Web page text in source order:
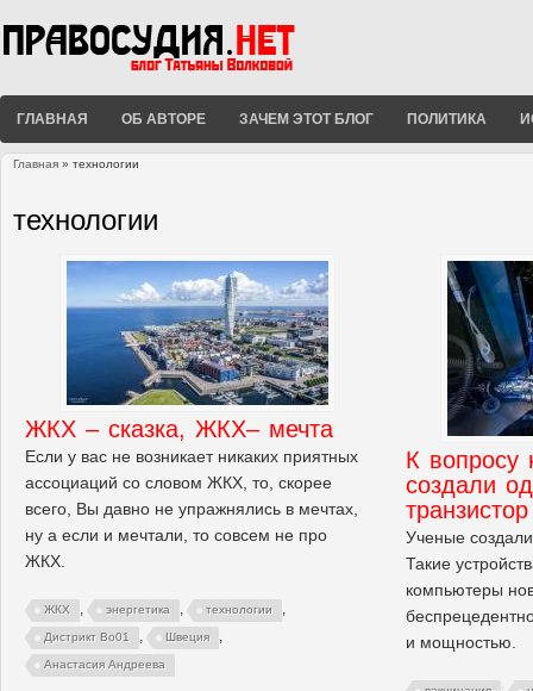
ГЛАВНАЯ ОБ АВТОРЕ ЗАЧЕМ ЭТОТ БЛОГ ПОЛИТИКА
Главная » технологии
технологии
ЖКХ – сказка, ЖКХ– мечта
Если у вас не возникает никаких приятных
ассоциаций со словом ЖКХ, то, скорее
всего, Вы давно не упражнялись в мечтах,
ну а если и мечтали, то совсем не про
ЖКХ.
ЖКХ , энергетика , технологии ,
Дистрикт Bo01 , Швеция ,
Анастасия Андреева
К вопросу
создали
транзистор
Ученые
Такие
компьютеры
и мощностью.